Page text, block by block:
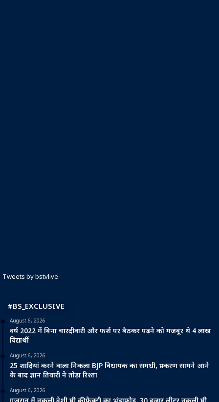
Tweets by bstvlive
#BS_EXCLUSIVE
August 6, 2026
वर्ष 2022 में बिना चारदीवारी और फर्श पर बैठकर पढ़ने को मजबूर थे 4 लाख
विद्यार्थी
August 6, 2026
25 शादियां करने वाला निकला BJP विधायक का समधी, प्रकरण सामने आने
के बाद ज्ञान तिवारी ने तोड़ा रिश्ता
August 6, 2026